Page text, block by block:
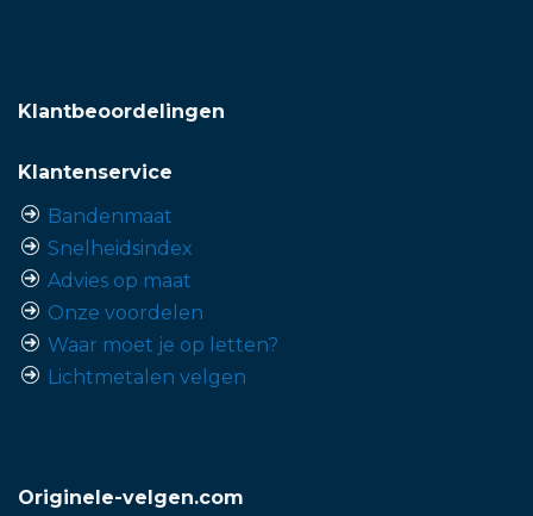
Klantbeoordelingen
Klantenservice
Bandenmaat
Snelheidsindex
Advies op maat
Onze voordelen
Waar moet je op letten?
Lichtmetalen velgen
Originele-velgen.com